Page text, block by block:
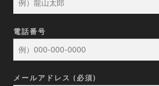
電話番号
メールアドレス (必須)